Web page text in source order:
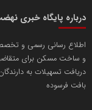
درباره پایگاه خبری
اطلاع رسانی رسمی و
و ساخت مسکن برای
دریافت تسهیلات به
بافت فرسوده